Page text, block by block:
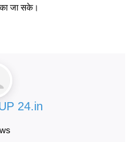
जा सके।
24.in